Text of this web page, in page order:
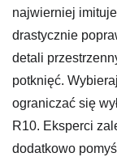
najwierniej
drastycznie
detali
potknięć.
ograniczać się
R10. Eksperci
dodatkowo